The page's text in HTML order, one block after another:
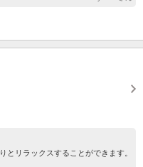
とリラックスすることができます。